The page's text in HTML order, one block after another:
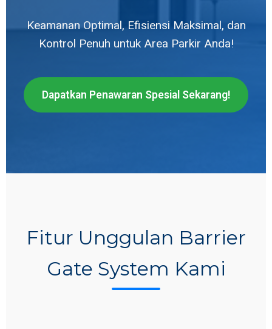
Keamanan Optimal, Efisiensi Maksimal, dan
Kontrol Penuh untuk Area Parkir Anda!
Dapatkan Penawaran Spesial Sekarang!
Fitur Unggulan Barrier
Gate System Kami